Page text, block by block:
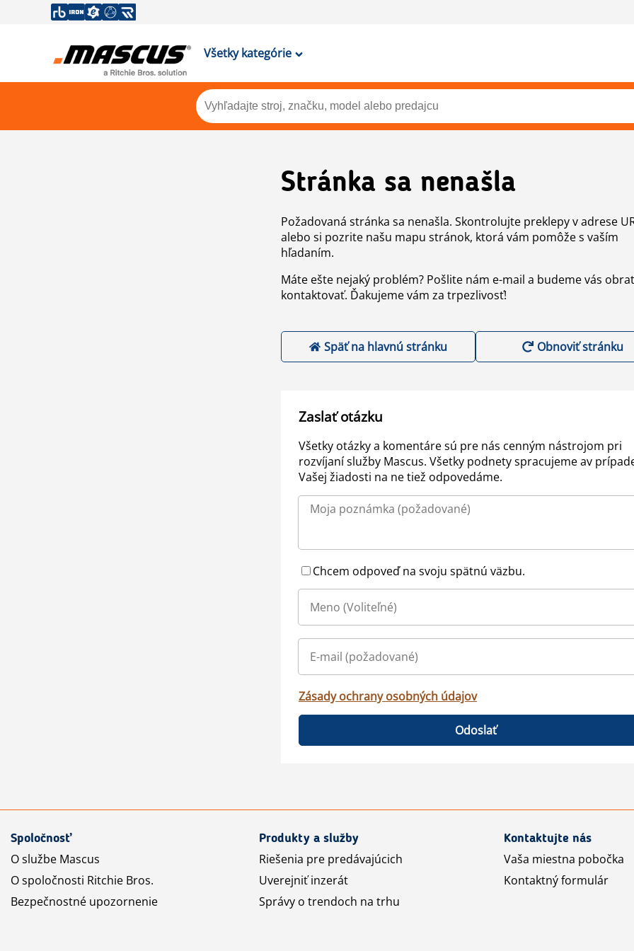
Všetky kategórie
Stránka sa nenašla
Požadovaná stránka sa nenašla. Skontrolujte preklepy v adrese
alebo si pozrite našu mapu stránok, ktorá vám pomôže s vaším
hľadaním.
Máte ešte nejaký problém? Pošlite nám e-mail a budeme vás
kontaktovať. Ďakujeme vám za trpezlivosť!
Späť na hlavnú stránku Obnoviť stránku
Zaslať otázku
Všetky otázky a komentáre sú pre nás cenným nástrojom pri
rozvíjaní služby Mascus. Všetky podnety spracujeme av
Vašej žiadosti na ne tiež odpovedáme.
Chcem odpoveď na svoju spätnú väzbu.
Zásady ochrany osobných údajov
Odoslať
Spoločnosť
O službe Mascus
O spoločnosti Ritchie Bros.
Bezpečnostné upozornenie
Produkty a služby
Riešenia pre predávajúcich
Uverejniť inzerát
Správy o trendoch na trhu
Kontaktujte nás
Vaša miestna pobočka
Kontaktný formulár